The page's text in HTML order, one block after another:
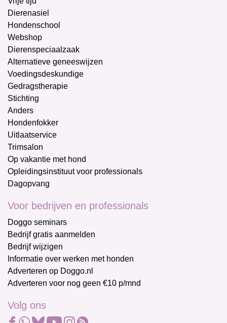
Dierenasiel
Hondenschool
Webshop
Dierenspeciaalzaak
Alternatieve geneeswijzen
Voedingsdeskundige
Gedragstherapie
Stichting
Anders
Hondenfokker
Uitlaatservice
Trimsalon
Op vakantie met hond
Opleidingsinstituut voor professionals
Dagopvang
Voor bedrijven en professionals
Doggo seminars
Bedrijf gratis aanmelden
Bedrijf wijzigen
Informatie over werken met honden
Adverteren op Doggo.nl
Adverteren voor nog geen €10 p/mnd
Volg ons